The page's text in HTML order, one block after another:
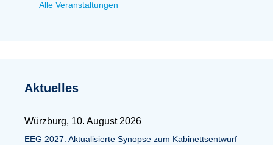
Alle Veranstaltungen
Aktuelles
Würzburg, 10. August 2026
EEG 2027: Aktualisierte Synopse zum Kabinettsentwurf